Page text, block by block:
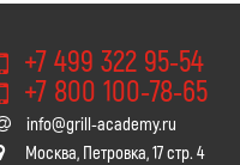
+7 499 322 95-54
+7 800 100-78-65
info@grill-academy.ru
Москва, Петровка, 17 стр. 4